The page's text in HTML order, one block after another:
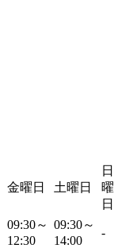
金曜日 土曜日
日
曜
日
09:30～
12:30
09:30～
14:00
-